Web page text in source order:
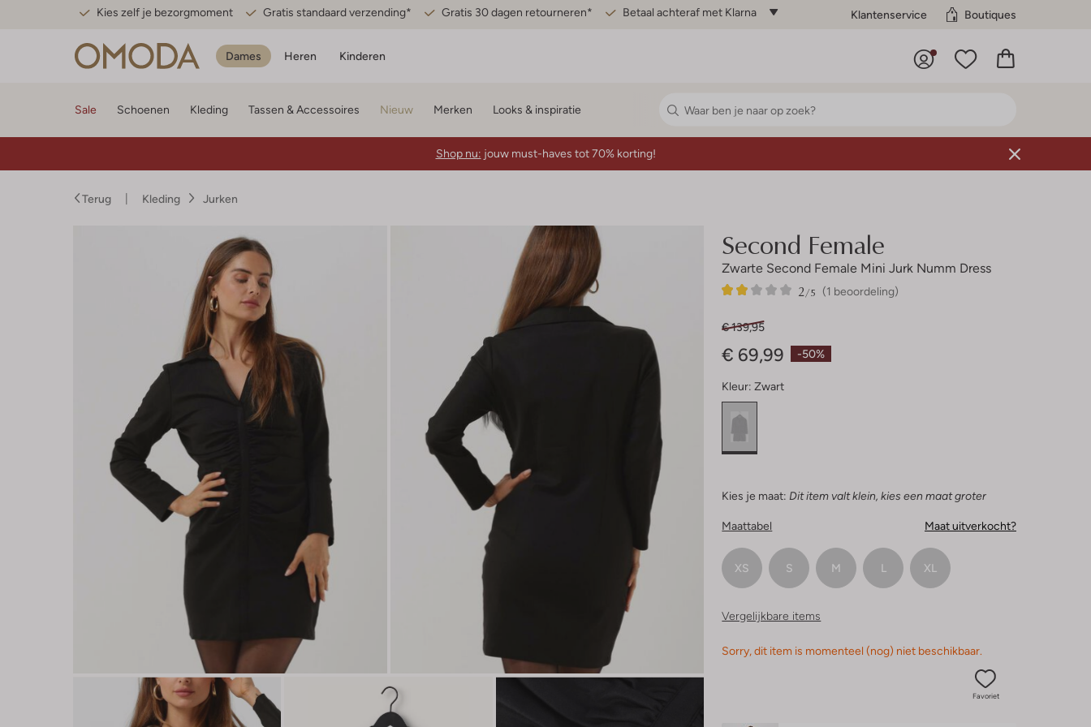
Kies zelf je bezorgmoment Gratis standaard verzending* Gratis 30 dagen retourneren* Betaal achteraf met Klarna Klantenservice Boutiques
Dames Heren Kinderen
Sale Schoenen Kleding Tassen & Accessoires Nieuw Merken Looks & inspiratie
Shop nu: jouw must-haves tot 70% korting!
Terug Kleding Jurken
Second Female
Zwarte Second Female Mini Jurk Numm Dress
(1 beoordeling)
2/5
1
2
-50%
€ 139,95
€ 69,99
Kleur: Zwart
Kies je maat: Dit item valt klein, kies een maat groter
Maattabel Maat uitverkocht?
XS S M L XL
Vergelijkbare items
Sorry, dit item is momenteel (nog) niet beschikbaar.
Favoriet